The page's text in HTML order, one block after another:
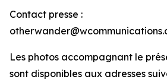
Contact presse :
Les photos accompagnant le
sont disponibles aux adresses